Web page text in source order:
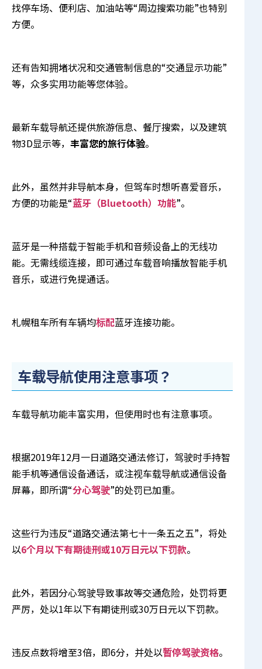
找停车场、便利店、加油站等“周边搜索功能”也特别
方便。
还有告知拥堵状况和交通管制信息的“交通显示功能”
等，众多实用功能等您体验。
最新车载导航还提供旅游信息、餐厅搜索，以及建筑
物3D显示等， 丰富您的旅行体验。
此外，虽然并非导航本身，但驾车时想听喜爱音乐，
方便的功能是“蓝牙（Bluetooth）功能”。
蓝牙是一种搭载于智能手机和音频设备上的无线功
能。无需线缆连接，即可通过车载音响播放智能手机
音乐，或进行免提通话。
札幌租车所有车辆均标配蓝牙连接功能。
车载导航使用注意事项？
车载导航功能丰富实用，但使用时也有注意事项。
根据2019年12月一日道路交通法修订，驾驶时手持智
能手机等通信设备通话，或注视车载导航或通信设备
屏幕，即所谓“分心驾驶”的处罚已加重。
这些行为违反“道路交通法第七十一条五之五”，将处
以6个月以下有期徒刑或10万日元以下罚款。
此外，若因分心驾驶导致事故等交通危险，处罚将更
严厉，处以1年以下有期徒刑或30万日元以下罚款。
违反点数将增至3倍，即6分，并处以暂停驾驶资格。